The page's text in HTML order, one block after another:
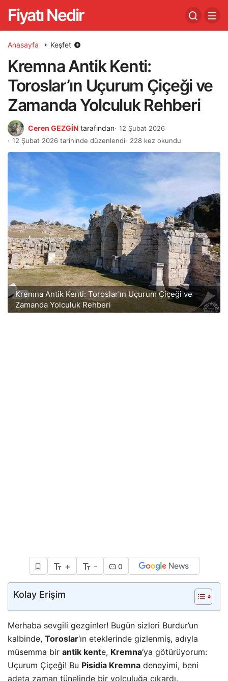
Fiyatı Nedir
Anasayfa Keşfet
Kremna Antik Kenti:
Toroslar’ın Uçurum Çiçeği ve
Zamanda Yolculuk Rehberi
Ceren GEZGİN tarafından 12 Şubat 2026
12 Şubat 2026 tarihinde düzenlendi
228 kez okundu
Kremna Antik Kenti: Toroslar'ın Uçurum Çiçeği ve
Zamanda Yolculuk Rehberi
+ - 0
Kolay Erişim
Merhaba sevgili gezginler! Bugün sizleri Burdur’un
kalbinde, Toroslar‘ın eteklerinde gizlenmiş, adıyla
müsemma bir antik kente, Kremna‘ya götürüyorum:
Uçurum Çiçeği! Bu Pisidia Kremna deneyimi, beni
adeta zaman tünelinde bir yolculuğa çıkardı.